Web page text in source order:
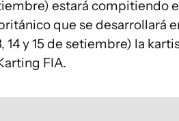
estará compitiendo
que se desarrollará
14 y 15 de setiembre) la
FIA.